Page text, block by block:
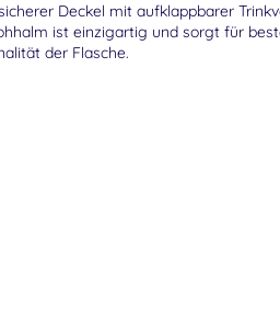
Deckel mit aufklappbarer
ist einzigartig und sorgt für
der Flasche.